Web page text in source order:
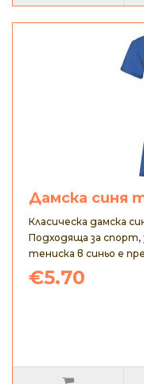
Дамска синя
Класическа дамска
Подходяща за спорт,
тениска в синьо е
€5.70